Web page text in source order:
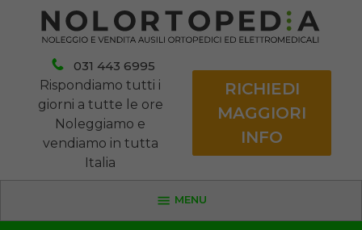
031 443 6995
Rispondiamo tutti i
giorni a tutte le ore
Noleggiamo e
vendiamo in tutta
Italia
RICHIEDI
MAGGIORI
INFO
MENU